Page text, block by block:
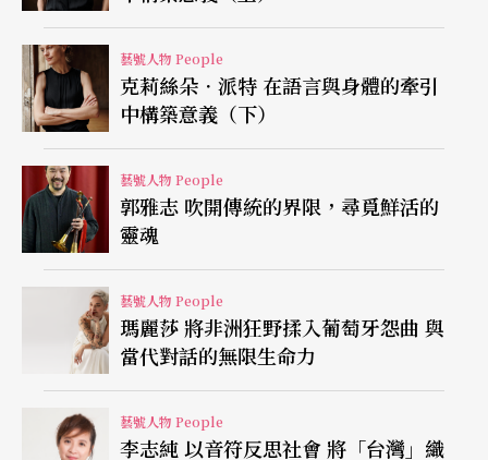
果播出時，主持人訪問的內容被硬生生剪掉，表演
的橋段字幕也只上了『唐先生』三個字，我畫了猴
子妝根本沒人認得出來，更慘的是通告費才四千塊
還扣稅。」
從舞台劇轉戰電視圈，唐從聖並沒有太多時間挫敗
和氣餒，因為機會永遠是留給準備好的人的。二○
○○年，八大電視台開播《主席有約》，製作單位
找上了外型相似的他模仿陳水扁，與侯冠群扮演的
李登輝同台，一炮而紅。自稱政治冷感的唐從聖
說：「一開始接到這個演出機會有點戒慎恐懼，因
藝號人物 People
克莉絲朵．派特 在語言與身體的牽引
中構築意義（下）
藝號人物 People
郭雅志 吹開傳統的界限，尋覓鮮活的
靈魂
藝號人物 People
瑪麗莎 將非洲狂野揉入葡萄牙怨曲 與
當代對話的無限生命力
藝號人物 People
李志純 以音符反思社會 將「台灣」織